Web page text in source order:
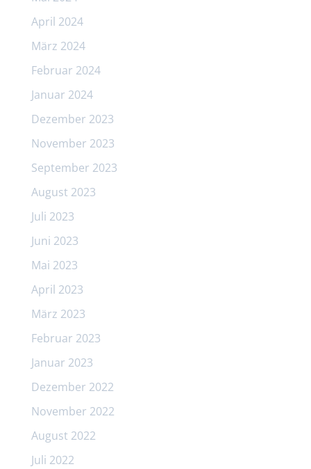
April 2024
März 2024
Februar 2024
Januar 2024
Dezember 2023
November 2023
September 2023
August 2023
Juli 2023
Juni 2023
Mai 2023
April 2023
März 2023
Februar 2023
Januar 2023
Dezember 2022
November 2022
August 2022
Juli 2022